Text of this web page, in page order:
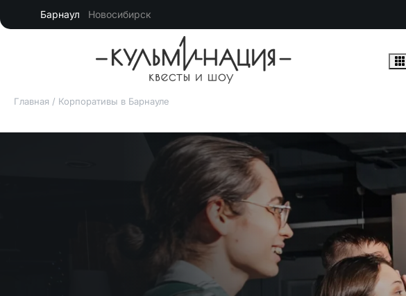
Барнаул Новосибирск
Главная / Корпоративы в Барнауле